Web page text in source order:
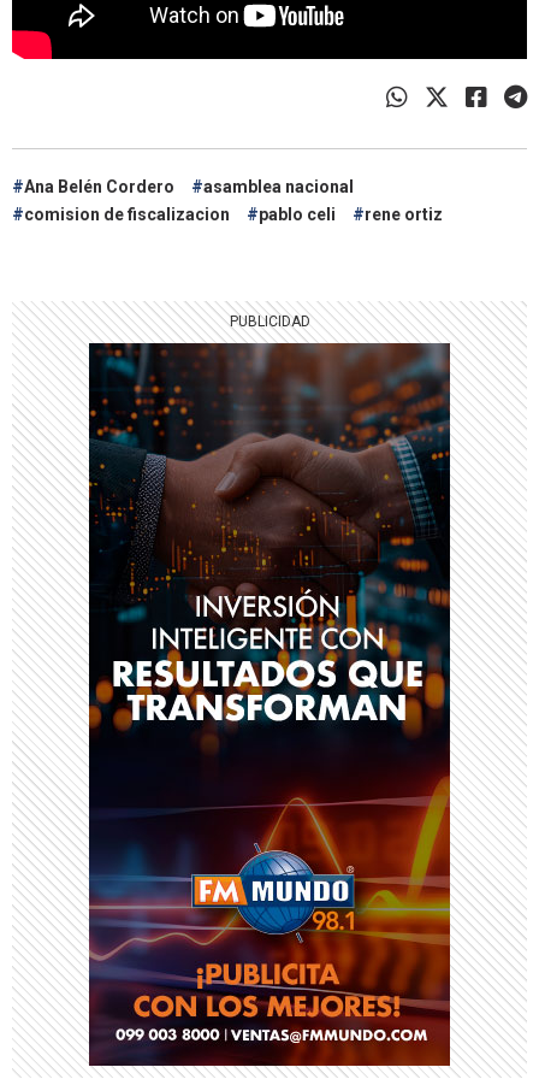
Ana Belén Cordero
asamblea nacional
comision de fiscalizacion
pablo celi rene ortiz